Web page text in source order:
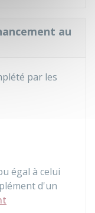
au
par les
égal à celui
d'un